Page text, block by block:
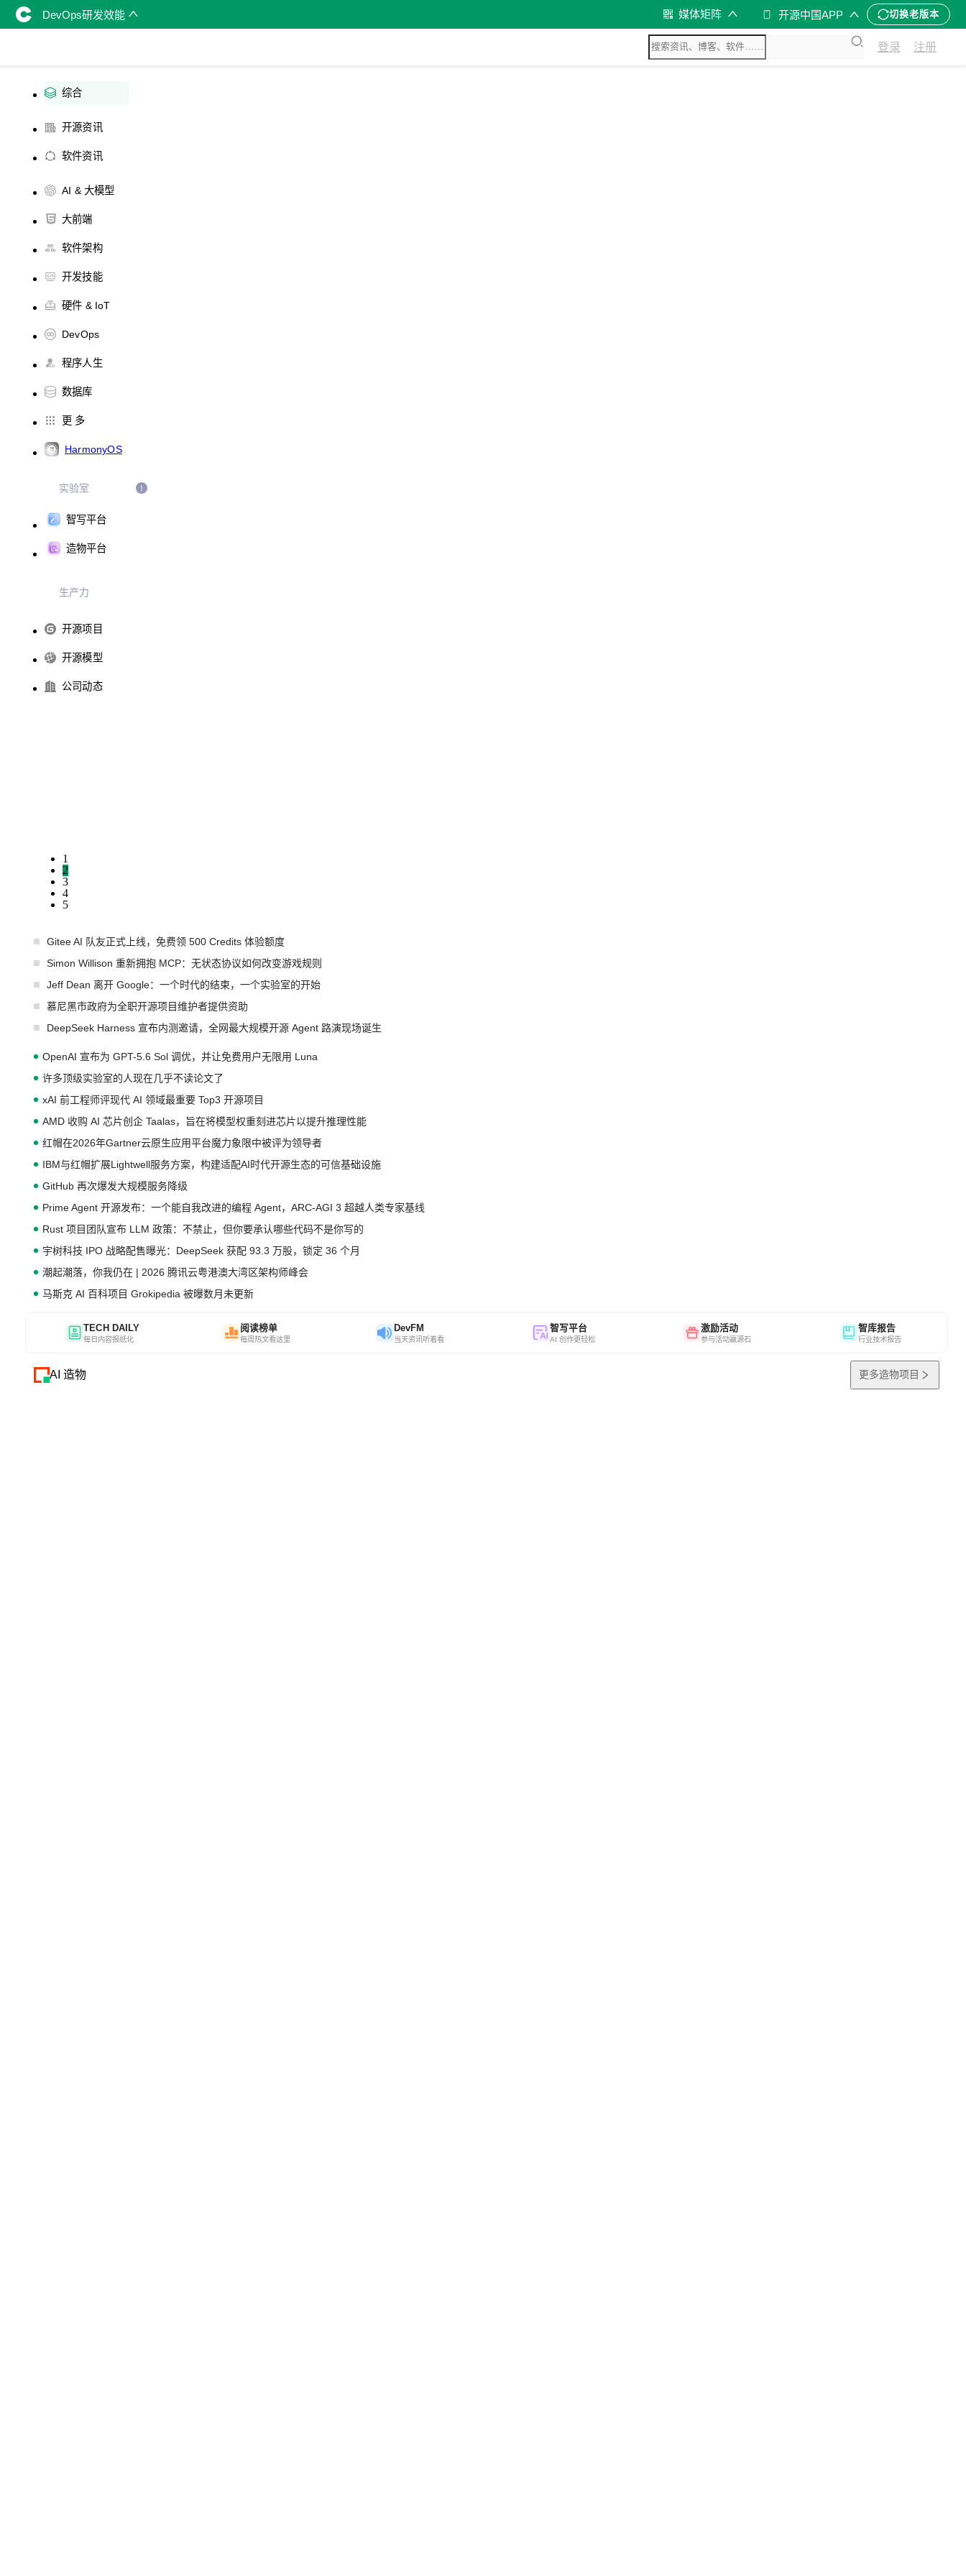
DevOps研发效能 媒体矩阵 开源中国APP 切换老版本
登录 注册
综合
开源资讯
软件资讯
AI & 大模型
大前端
软件架构
开发技能
硬件 & IoT
DevOps
程序人生
数据库
更 多
HarmonyOS
实验室
智写平台
造物平台
生产力
开源项目
开源模型
公司动态
1
2
3
4
5
Gitee AI 队友正式上线，免费领 500 Credits 体验额度
Simon Willison 重新拥抱 MCP：无状态协议如何改变游戏规则
Jeff Dean 离开 Google：一个时代的结束，一个实验室的开始
慕尼黑市政府为全职开源项目维护者提供资助
DeepSeek Harness 宣布内测邀请，全网最大规模开源 Agent 路演现场诞生
OpenAI 宣布为 GPT-5.6 Sol 调优，并让免费用户无限用 Luna
许多顶级实验室的人现在几乎不读论文了
xAI 前工程师评现代 AI 领域最重要 Top3 开源项目
AMD 收购 AI 芯片创企 Taalas，旨在将模型权重刻进芯片以提升推理性能
红帽在2026年Gartner云原生应用平台魔力象限中被评为领导者
IBM与红帽扩展Lightwell服务方案，构建适配AI时代开源生态的可信基础设施
GitHub 再次爆发大规模服务降级
Prime Agent 开源发布：一个能自我改进的编程 Agent，ARC-AGI 3 超越人类专家基线
Rust 项目团队宣布 LLM 政策：不禁止，但你要承认哪些代码不是你写的
宇树科技 IPO 战略配售曝光：DeepSeek 获配 93.3 万股，锁定 36 个月
潮起潮落，你我仍在 | 2026 腾讯云粤港澳大湾区架构师峰会
马斯克 AI 百科项目 Grokipedia 被曝数月未更新
TECH DAILY
每日内容报纸化
阅读榜单
每周热文看这里
DevFM
当天资讯听着看
智写平台
AI 创作更轻松
激励活动
参与活动赢源石
智库报告
行业技术报告
AI 造物 更多造物项目